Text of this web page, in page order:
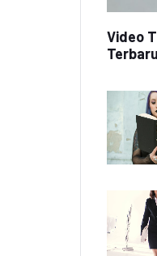
Video
Terbaru